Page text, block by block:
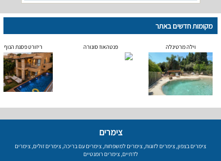
מקומות חדשים באתר
וילה מרטינלה פנטהאוז סונורה ריזורט פסגת הנוף
צימרים
צימרים בצפון, צימרים לזוגות, צימרים למשפחות, צימרים עם בריכה, צימרים זולים, צימרים
לדתיים,צימרים רומנטיים